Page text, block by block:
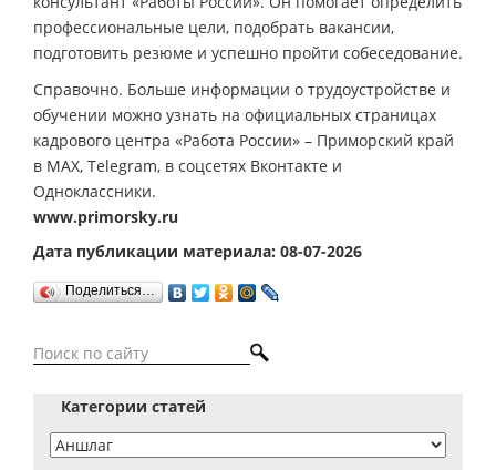
профессиональные цели, подобрать вакансии,
подготовить резюме и успешно пройти собеседование.
Справочно. Больше информации о трудоустройстве и
обучении можно узнать на официальных страницах
кадрового центра «Работа России» – Приморский край
в MAX, Telegram, в соцсетях Вконтакте и
Одноклассники.
www.primorsky.ru
Дата публикации материала: 08-07-2026
Поделиться…
Категории статей